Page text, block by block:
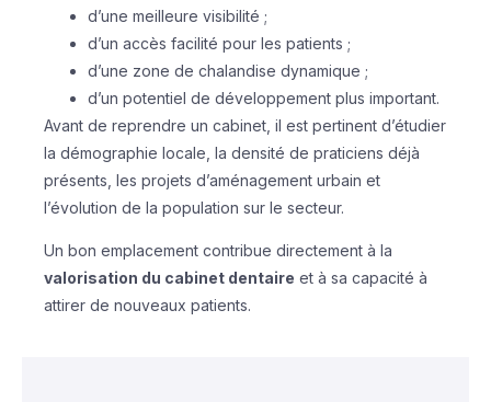
d’une meilleure visibilité ;
d’un accès facilité pour les patients ;
d’une zone de chalandise dynamique ;
d’un potentiel de développement plus important.
Avant de reprendre un cabinet, il est pertinent d’étudier
la démographie locale, la densité de praticiens déjà
présents, les projets d’aménagement urbain et
l’évolution de la population sur le secteur.
Un bon emplacement contribue directement à la
valorisation du cabinet dentaire et à sa capacité à
attirer de nouveaux patients.